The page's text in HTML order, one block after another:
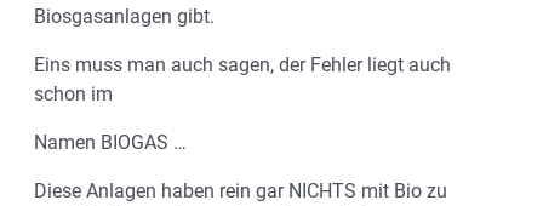
Biosgasanlagen gibt.
Eins muss man auch sagen, der Fehler liegt auch
schon im
Namen BIOGAS …
Diese Anlagen haben rein gar NICHTS mit Bio zu